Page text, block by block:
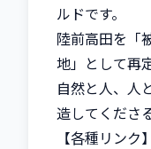
ルドです。
陸前高田を「
地」として再
自然と人、人
造してくださ
【各種リンク】